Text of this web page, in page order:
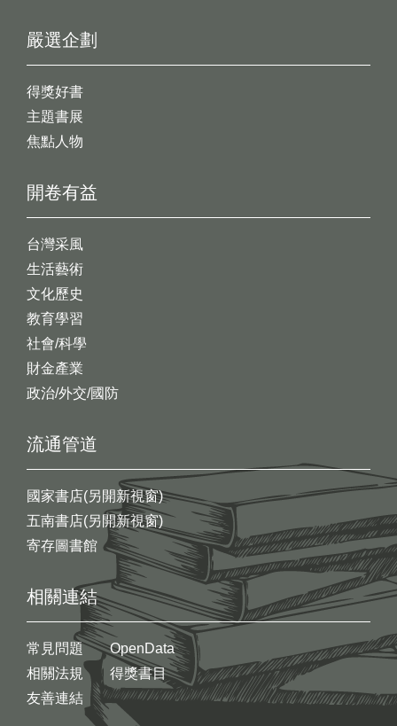
開卷有益
台灣采風
生活藝術
文化歷史
教育學習
社會/科學
財金產業
政治/外交/國防
嚴選企劃
得獎好書
主題書展
焦點人物
流通管道
國家書店(另開新視窗)
五南書店(另開新視窗)
寄存圖書館
相關連結
常見問題
相關法規
友善連結
OpenData
得獎書目